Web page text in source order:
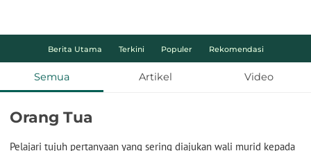
Berita Utama Terkini Populer Rekomendasi
Semua Artikel Video
Orang Tua
Pelajari tujuh pertanyaan yang sering diajukan wali murid kepada